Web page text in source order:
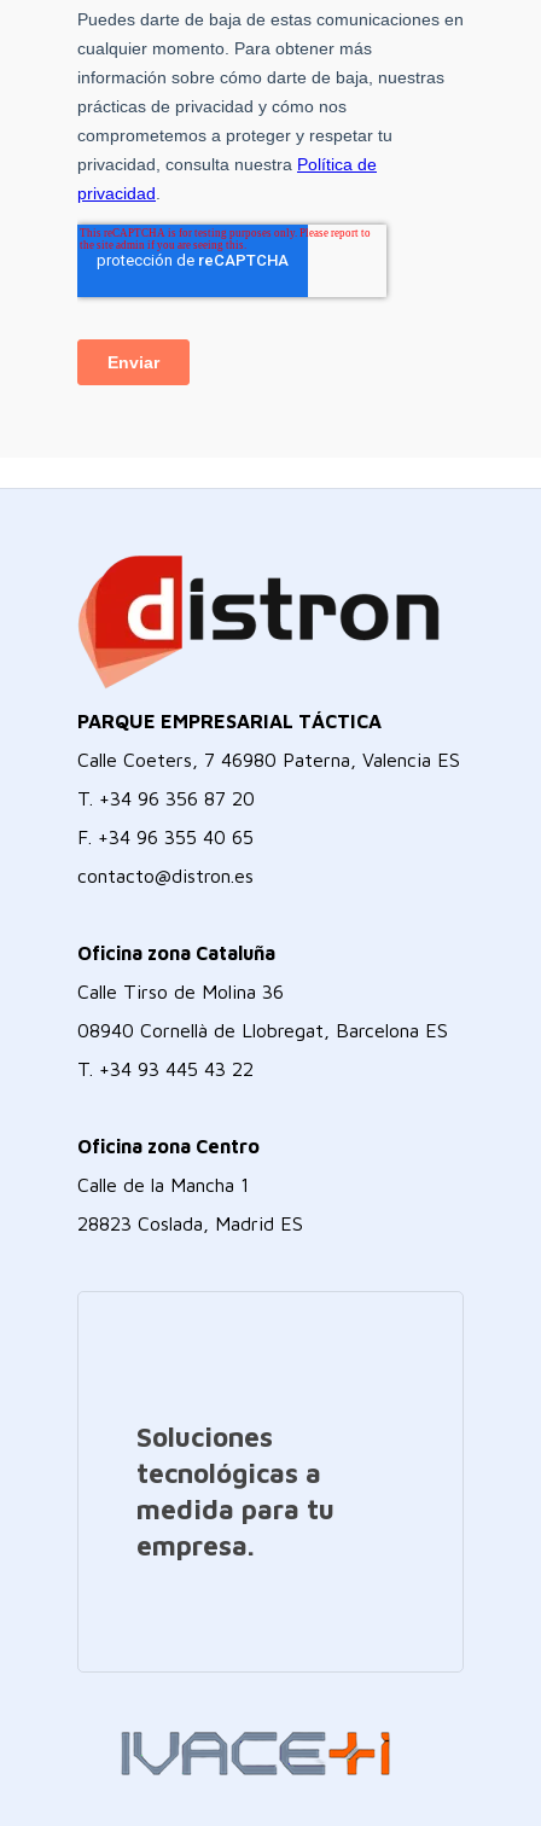
PARQUE EMPRESARIAL TÁCTICA
Calle Coeters, 7 46980 Paterna, Valencia ES
T. +34 96 356 87 20
F. +34 96 355 40 65
contacto@distron.es
Oficina zona Cataluña
Calle Tirso de Molina 36
08940 Cornellà de Llobregat, Barcelona ES
T. +34 93 445 43 22
Oficina zona Centro
Calle de la Mancha 1
28823 Coslada, Madrid ES
Soluciones
tecnológicas a
medida para tu
empresa.